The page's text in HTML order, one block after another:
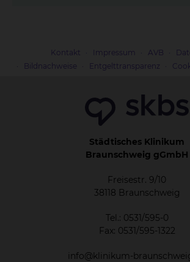
Kontakt Impressum AVB
Bildnachweise
Entgelttransparenz
Städtisches Klinikum
Braunschweig gGmbH
Freisestr. 9/10
38118 Braunschweig
Tel.: 0531/595-0
Fax: 0531/595-1322
info@klinikum-